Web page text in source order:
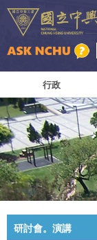
行政
研討會。演講